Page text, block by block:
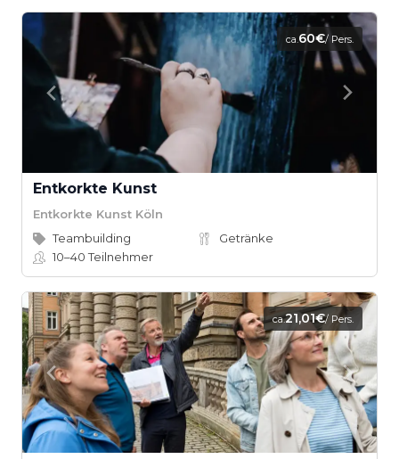
ca.60€/ Pers.
Entkorkte Kunst
Entkorkte Kunst Köln
Teambuilding
Getränke
10–40Teilnehmer
ca.21,01€/ Pers.